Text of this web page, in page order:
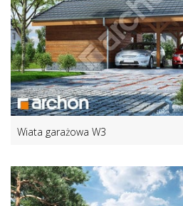
Wiata garażowa W3